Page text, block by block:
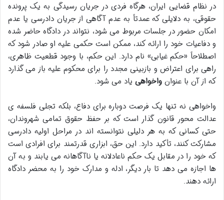
در نظام قضایی ایران، هرگاه فردی در جریان رسیدگی به یک پرونده
حقوقی، به دلایلی که عمدتاً به عدم آگاهی از جریان دادرسی یا عدم
امکان حضور در جلسات مربوط می شود، نتواند در دادگاه حاضر شده
و دفاعیات خود را ارائه کند، ممکن است حکمی علیه او صادر شود که
اصطلاحاً «حکم غیابی» نام دارد. این حکم، با وجود قطعیت ظاهری،
راهی برای اعتراض و بازبینی مجدد را برای محکوم علیه باز می گذارد
که از آن با عنوان واخواهی یاد می شود.
واخواهی نه تنها یک فرصت دوباره برای دفاع، بلکه تجلی فلسفه ی
عدالت محور قانون گذار است که بر حفظ حقوق تمامی شهروندان،
حتی کسانی که به هر دلیلی نتوانسته اند در مراحل اولیه دادرسی
مشارکت کنند، تأکید دارد. این حق، ابزاری قدرتمند برای افرادی است
که خود را در مقابل یک حکم ناعادلانه یا ناآگاهانه می یابند و به آن
ها اجازه می دهد تا بار دیگر، ادله و مدارک خود را به محضر دادگاه
ارائه دهند.